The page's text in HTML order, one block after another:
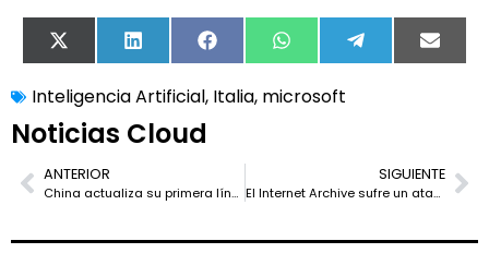
X
(Twitter)
LinkedIn FacebookWhatsApp TelegramEmail
Inteligencia Artificial, Italia, microsoft
Noticias Cloud
ANTERIOR
China actualiza su primera línea de producción de computadoras cuánticas superconductoras
SIGUIENTE
El Internet Archive sufre un ataque y expone los datos de 31 millones de usuarios